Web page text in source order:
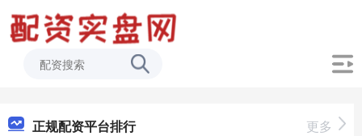
正规配资平台排行 更多